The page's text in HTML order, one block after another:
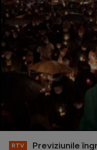
RTV
Previziunile